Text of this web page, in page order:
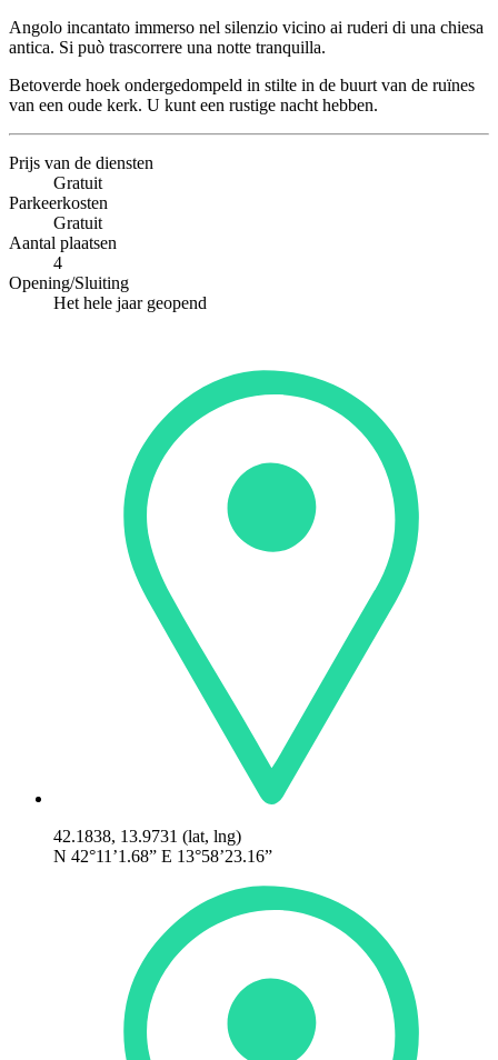
Angolo incantato immerso nel silenzio vicino ai ruderi di una chiesa
antica. Si può trascorrere una notte tranquilla.
Betoverde hoek ondergedompeld in stilte in de buurt van de ruïnes
van een oude kerk. U kunt een rustige nacht hebben.
Prijs van de diensten
Gratuit
Parkeerkosten
Gratuit
Aantal plaatsen
4
Opening/Sluiting
Het hele jaar geopend
42.1838, 13.9731 (lat, lng)
N 42°11’1.68” E 13°58’23.16”